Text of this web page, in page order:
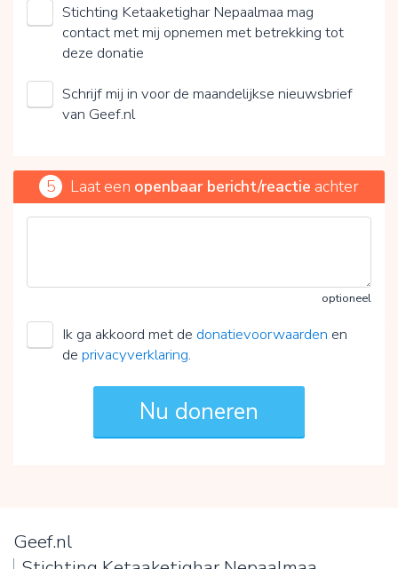
Stichting Ketaaketighar Nepaalmaa mag
contact met mij opnemen met betrekking tot
deze donatie
Schrijf mij in voor de maandelijkse nieuwsbrief
van Geef.nl
5 Laat een openbaar bericht/reactie achter
optioneel
Ik ga akkoord met de donatievoorwaarden en
de privacyverklaring.
Geef.nl